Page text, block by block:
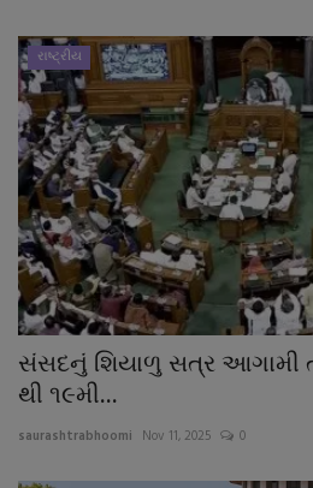
રાષ્ટ્રીય
સંસદનું શિયાળુ સત્ર આગામી
થી ૧૯મી...
saurashtrabhoomi Nov 11, 2025 0